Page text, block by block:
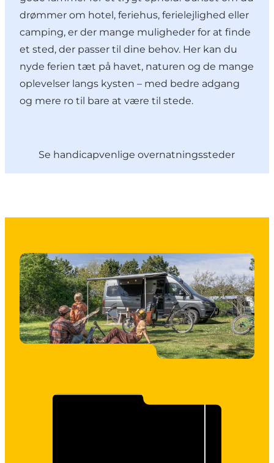
drømmer om hotel, feriehus, ferielejlighed eller
camping, er der mange muligheder for at finde
et sted, der passer til dine behov. Her kan du
nyde ferien tæt på havet, naturen og de mange
oplevelser langs kysten – med bedre adgang
og mere ro til bare at være til stede.
Se handicapvenlige overnatningssteder